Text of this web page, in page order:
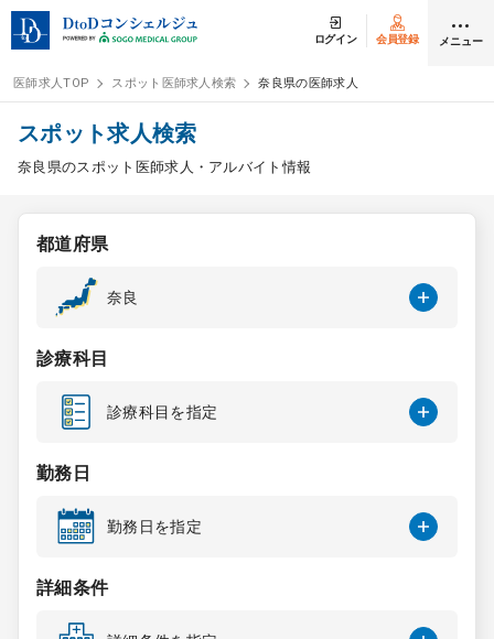
ログイン 会員登録 メニュー
ログイン
医師求人
常勤検索
スポット検索
DtoDの転職・
コンサルタント
成功事例
医師求人TOP スポット医師求人検索 奈良県の医師求人
スポット求人検索
奈良県のスポット医師求人・アルバイト情報
都道府県
奈良
診療科目
診療科目を指定
勤務日
勤務日を指定
詳細条件